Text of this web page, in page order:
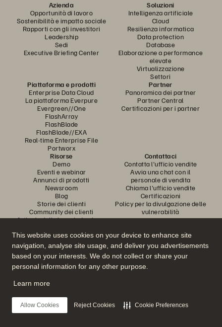
This website uses cookies on your device to enhance site
navigation, analyse site usage, and deliver you advertisements
based on your interests. We do not collect or share your
personal information for any other purpose.
Learn more
Allow Cookies Reject Cookies Cookie Preferences
Azienda
Opportunità di lavoro
Sostenibilità e impatto sociale
Rapporti con gli investitori
Leadership
Sedi
Executive Briefing Center
Soluzioni
Intelligenza artificiale
Cloud
Resilienza informatica
Data protection
Database
Elaborazione a performance
elevate
Virtualizzazione
Settori
Piattaforma e prodotti
Enterprise Data Cloud
La piattaforma Everpure
Evergreen//One
FlashArray
FlashBlade
FlashBlade//EXA
Real-time Enterprise File
Portworx
Partner
Panoramica dei partner
Partner Central
Certificazioni per i partner
Risorse
Demo
Eventi e webinar
Annunci di prodotti
Newsroom
Blog
Storie dei clienti
Community dei clienti
Articolo della knowledge base
Contattaci
Contatta l'ufficio vendite
Avvia una chat con il
personale di vendita
Chiama l'ufficio vendite
Certificazioni
Policy per la divulgazione delle
vulnerabilità
Partecipa alla conversazione
Segui tutti i canali social ufficiali di Everpure
© 2026 Everpure, Inc. Tutti i diritti sono riservati.
PrivacyTermini del sito WebNote legaliTrust CenterImpostazioni dei cookie